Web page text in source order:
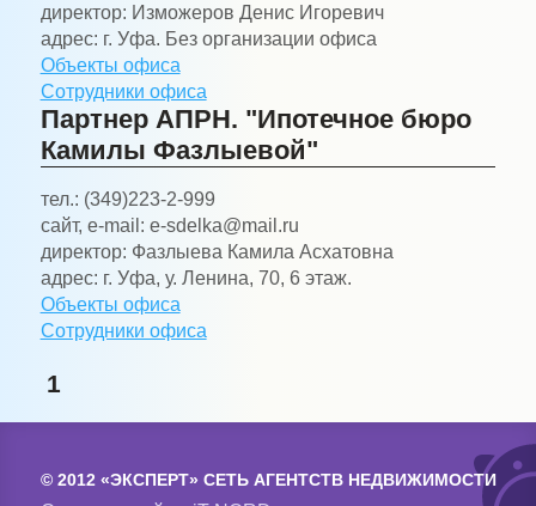
директор: Изможеров Денис Игоревич
адрес: г. Уфа. Без организации офиса
Объекты офиса
Сотрудники офиса
Партнер АПРН. "Ипотечное бюро
Камилы Фазлыевой"
тел.: (349)223-2-999
сайт, e-mail: e-sdelka@mail.ru
директор: Фазлыева Камила Асхатовна
адрес: г. Уфа, у. Ленина, 70, 6 этаж.
Объекты офиса
Сотрудники офиса
1
© 2012 «ЭКСПЕРТ» СЕТЬ АГЕНТСТВ НЕДВИЖИМОСТИ